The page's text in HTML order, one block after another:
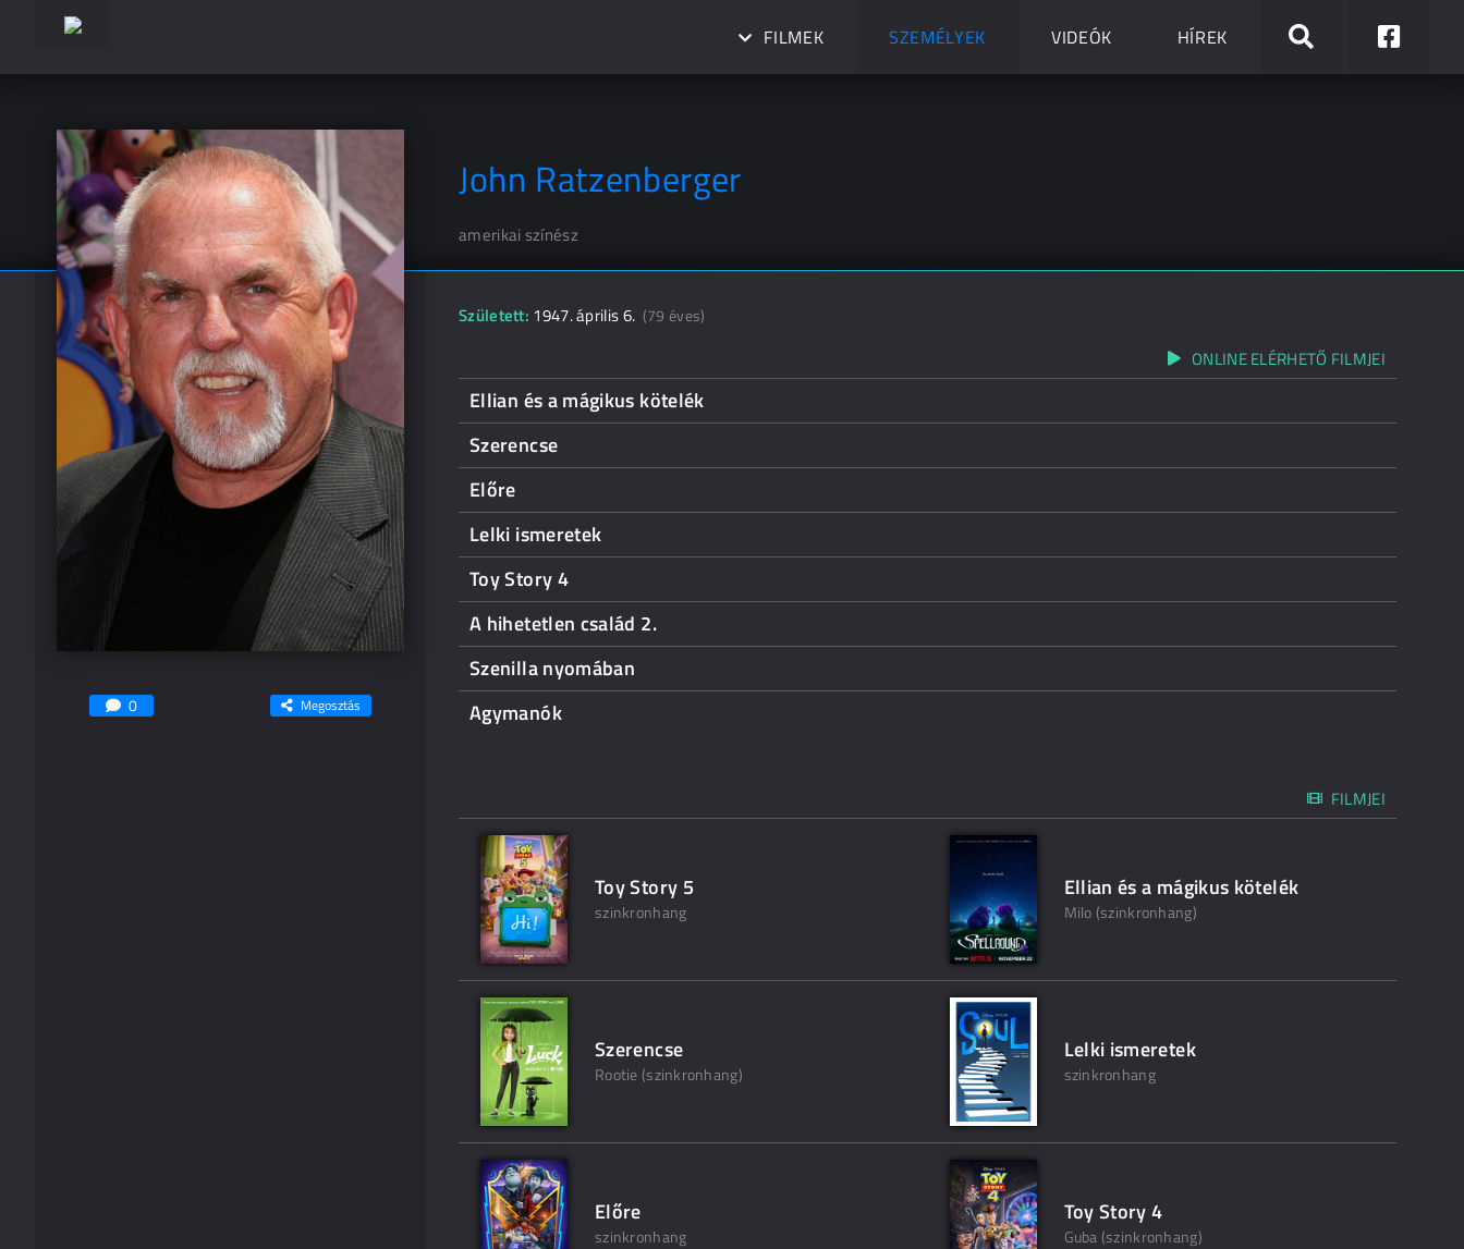
FILMEK SZEMÉLYEK VIDEÓK HÍREK
John Ratzenberger
amerikai színész
0 Megosztás
Született: 1947. április 6. (79 éves)
ONLINE ELÉRHETŐ FILMJEI
Ellian és a mágikus kötelék
Szerencse
Előre
Lelki ismeretek
Toy Story 4
A hihetetlen család 2.
Szenilla nyomában
Agymanók
FILMJEI
Toy Story 5
szinkronhang
Ellian és a mágikus kötelék
Milo (szinkronhang)
Szerencse
Rootie (szinkronhang)
Lelki ismeretek
szinkronhang
Előre
szinkronhang
Toy Story 4
Guba (szinkronhang)